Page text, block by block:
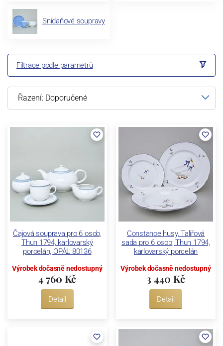
Snídaňové soupravy
Filtrace podle parametrů
Čajová souprava pro 6 osob,
Thun 1794, karlovarský
porcelán, OPÁL 80136
Výrobek dočasně nedostupný
4 760 Kč
Detail
Constance husy, Talířová
sada pro 6 osob, Thun 1794,
karlovarský porcelán
Výrobek dočasně nedostupný
3 440 Kč
Detail